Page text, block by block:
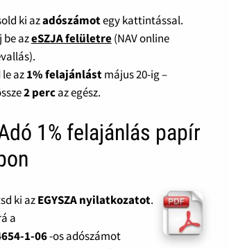
ki azadószámotegy kattintással.
be azeSZJA felületre(NAV online
az1% felajánlástmájus 20-ig –
2 percaz egész.
1% felajánlás papír
ki azEGYSZA nyilatkozatot.
a
1-06-os adószámot